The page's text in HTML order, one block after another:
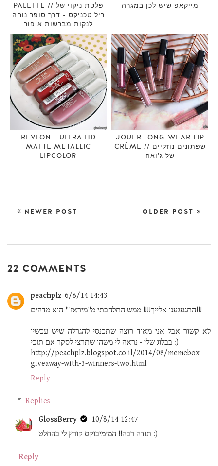
PALETTE // פלטת ניקוי של
ריל טכניקס - דרך סופר נוחה
לנקות מברשות איפור
מייקאפ שיש לכן במגרה
REVLON - ULTRA HD
MATTE METALLIC
LIPCOLOR
JOUER LONG-WEAR LIP
CRÈME // שפתונים נוזליים
של ג'ואה
NEWER POST OLDER POST
22 COMMENTS
peachplz 6/8/14 14:43
התגעגענו אלייך!!!! ממש התלהבתי מ"מיראז'" הוא מדהים!!!
לא קשור אבל אני מאוד רוצה שתכנסי להגרלה שיש עכשיו
בבלוג שלי - נראה לי משהו שתרצי לסקר אם תזכי :)
http://peachplz.blogspot.co.il/2014/08/memebox-
giveaway-with-3-winners-two.html
Reply
Replies
GlossBerry
10/8/14 12:47
תודה רבה!! המימיבוקס קורץ לי בהחלט :)
Reply